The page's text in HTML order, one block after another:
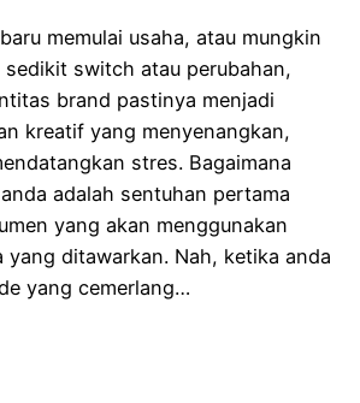
memulai usaha, atau mungkin
sedikit switch atau perubahan,
brand pastinya menjadi
kreatif yang menyenangkan,
stres. Bagaimana
adalah sentuhan pertama
yang akan menggunakan
yang ditawarkan. Nah, ketika anda
yang cemerlang…